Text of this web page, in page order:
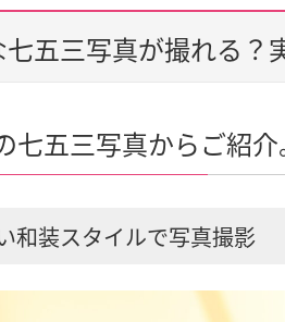
七五三写真が撮れる
七五三写真からご紹
和装スタイルで写真撮影